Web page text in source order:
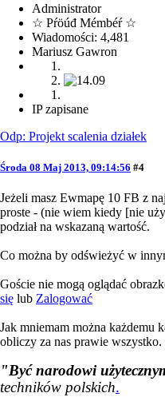
Administrator
☆ Pŕöúđ Mémbéŕ ☆
Wiadomości: 4,481
Mariusz Gawron
IP zapisane
Odp: Projekt scalenia działek
Środa 08 Maj 2013, 09:14:56 #4
Jeżeli masz Ewmapę 10 FB z
proste - (nie wiem kiedy [nie
podział na wskazaną wartość.
Co można by odświeżyć w
Goście nie mogą oglądać
się lub Zalogować
Jak mniemam można każdemu
obliczy za nas prawie wszystko.
"Być narodowi
techników polskich.